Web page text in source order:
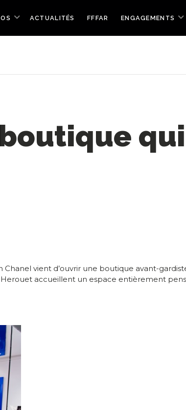
ACTUALITÉS FFFAR ENGAGEMENTS
Chanel vient d’ouvrir une boutique avant-
Herouet accueillent un espace entièrement